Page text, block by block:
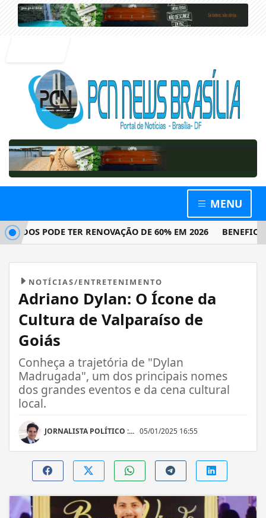
MENU
PODE TER RENOVAÇÃO DE 60% EM 2026
NOTÍCIAS/ENTRETENIMENTO
Adriano Dylan: O Ícone da
Cultura de Valparaíso de
Goiás
Conheça a trajetória de "Dylan
Madrugada", um dos principais nomes
dos grandes eventos e da cena cultural
local.
JORNALISTA POLÍTICO :... 05/01/2025 16:55